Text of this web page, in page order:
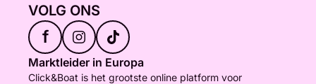
VOLG ONS
f
Marktleider in Europa
Click&Boat is het grootste online platform voor